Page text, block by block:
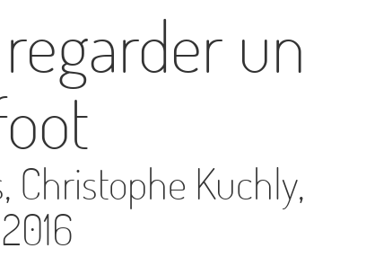
un
Christophe Kuchly,